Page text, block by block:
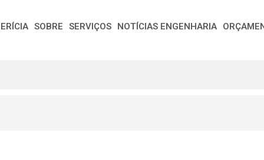
SOBRE SERVIÇOS NOTÍCIAS ENGENHARIA